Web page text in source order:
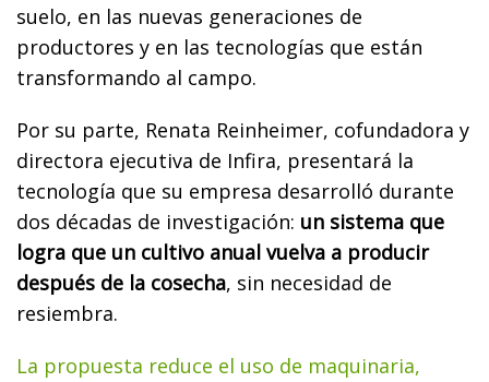
suelo, en las nuevas generaciones de
productores y en las tecnologías que están
transformando al campo.
Por su parte, Renata Reinheimer, cofundadora y
directora ejecutiva de Infira, presentará la
tecnología que su empresa desarrolló durante
dos décadas de investigación: un sistema que
logra que un cultivo anual vuelva a producir
después de la cosecha, sin necesidad de
resiembra.
La propuesta reduce el uso de maquinaria,